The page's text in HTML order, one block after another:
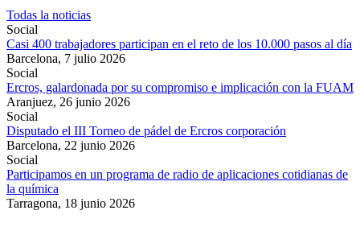
Todas la noticias
Social
Casi 400 trabajadores participan en el reto de los 10.000 pasos al día
Barcelona, 7 julio 2026
Social
Ercros, galardonada por su compromiso e implicación con la FUAM
Aranjuez, 26 junio 2026
Social
Disputado el III Torneo de pádel de Ercros corporación
Barcelona, 22 junio 2026
Social
Participamos en un programa de radio de aplicaciones cotidianas de
la química
Tarragona, 18 junio 2026